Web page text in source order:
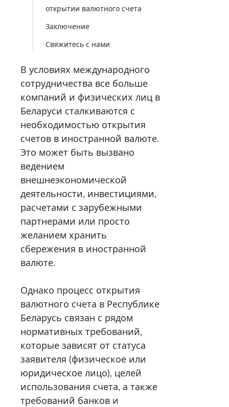
открытии валютного счета
Заключение
Свяжитесь с нами
В условиях международного
сотрудничества все больше
компаний и физических лиц в
Беларуси сталкиваются с
необходимостью открытия
счетов в иностранной валюте.
Это может быть вызвано
ведением
внешнеэкономической
деятельности, инвестициями,
расчетами с зарубежными
партнерами или просто
желанием хранить
сбережения в иностранной
валюте.
Однако процесс открытия
валютного счета в Республике
Беларусь связан с рядом
нормативных требований,
которые зависят от статуса
заявителя (физическое или
юридическое лицо), целей
использования счета, а также
требований банков и